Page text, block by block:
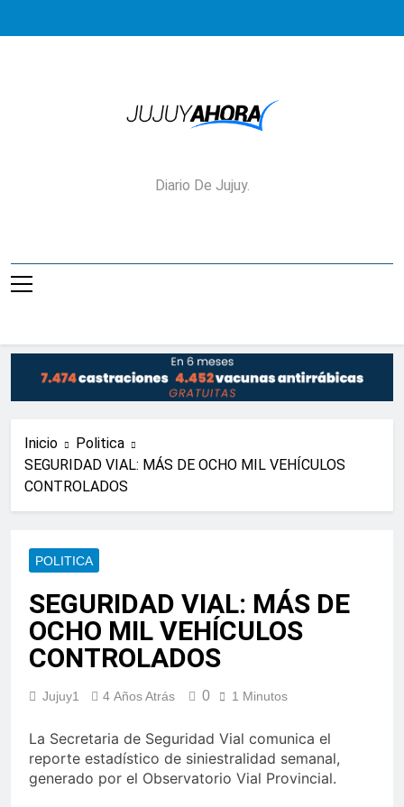
Jujuy Ahora!
Diario De Jujuy.
Inicio
Politica
SEGURIDAD VIAL: MÁS DE OCHO MIL VEHÍCULOS
CONTROLADOS
POLITICA
SEGURIDAD VIAL: MÁS DE
OCHO MIL VEHÍCULOS
CONTROLADOS
Jujuy1 4 Años Atrás 0 1 Minutos
La Secretaria de Seguridad Vial comunica el
reporte estadístico de siniestralidad semanal,
generado por el Observatorio Vial Provincial.